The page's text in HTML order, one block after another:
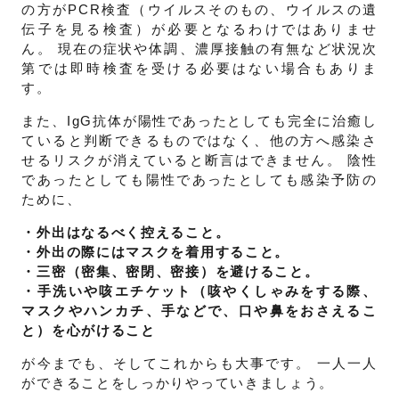
の方がPCR検査（ウイルスそのもの、ウイルスの遺
伝子を見る検査）が必要となるわけではありませ
ん。 現在の症状や体調、濃厚接触の有無など状況次
第では即時検査を受ける必要はない場合もありま
す。
また、IgG抗体が陽性であったとしても完全に治癒し
ていると判断できるものではなく、他の方へ感染さ
せるリスクが消えていると断言はできません。 陰性
であったとしても陽性であったとしても感染予防の
ために、
・外出はなるべく控えること。
・外出の際にはマスクを着用すること。
・三密（密集、密閉、密接）を避けること。
・手洗いや咳エチケット（咳やくしゃみをする際、
マスクやハンカチ、手などで、口や鼻をおさえるこ
と）を心がけること
が今までも、そしてこれからも大事です。 一人一人
ができることをしっかりやっていきましょう。